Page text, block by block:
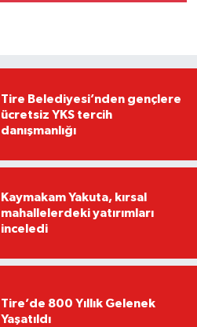
Tire Belediyesi’nden gençlere
ücretsiz YKS tercih
danışmanlığı
Kaymakam Yakuta, kırsal
mahallelerdeki yatırımları
inceledi
Tire’de 800 Yıllık Gelenek
Yaşatıldı